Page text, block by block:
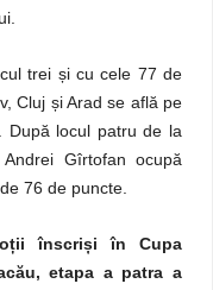
trei și cu cele 77 de
Cluj și Arad se află pe
După locul patru de la
Gîrtofan ocupă
76 de puncte.
înscriși în Cupa
etapa a patra a